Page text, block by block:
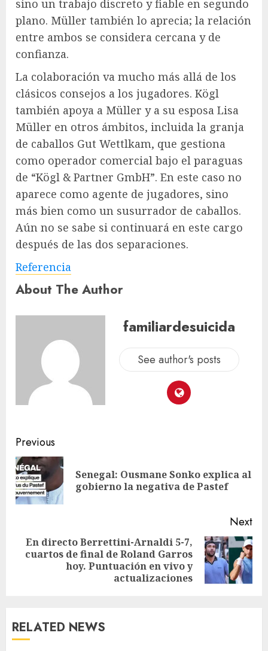
sino un trabajo discreto y fiable en segundo
plano. Müller también lo aprecia; la relación
entre ambos se considera cercana y de
confianza.
La colaboración va mucho más allá de los
clásicos consejos a los jugadores. Kögl
también apoya a Müller y a su esposa Lisa
Müller en otros ámbitos, incluida la granja
de caballos Gut Wettlkam, que gestiona
como operador comercial bajo el paraguas
de “Kögl & Partner GmbH”. En este caso no
aparece como agente de jugadores, sino
más bien como un susurrador de caballos.
Aún no se sabe si continuará en este cargo
después de las dos separaciones.
Referencia
About The Author
familiardesuicida
See author's posts
Previous
Senegal: Ousmane Sonko explica al
gobierno la negativa de Pastef
Next
En directo Berrettini-Arnaldi 5-7,
cuartos de final de Roland Garros
hoy. Puntuación en vivo y
actualizaciones
RELATED NEWS